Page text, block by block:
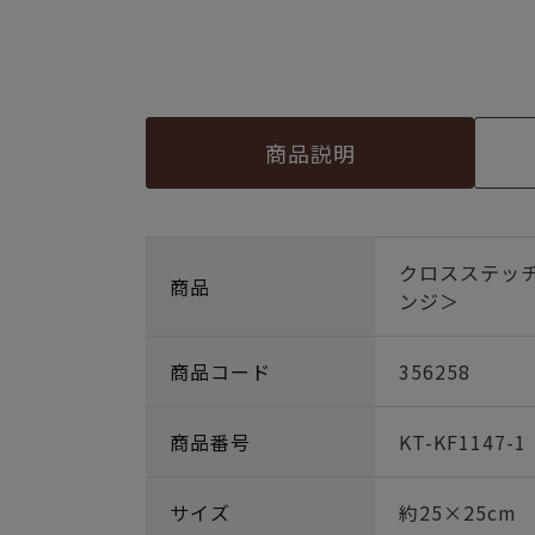
商品説明
商品
クロスステッ
ンジ＞
商品コード 356258
商品番号 KT-KF1147-1
サイズ 約25×25cm